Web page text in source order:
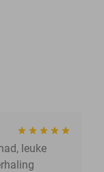
leuke